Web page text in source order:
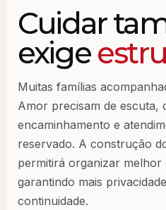
Cuidar
exige
Muitas famílias
Amor precisam de escuta,
encaminhamento e
reservado. A construção
permitirá organizar melhor
garantindo mais
continuidade.